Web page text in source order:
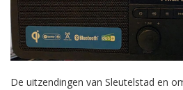
De uitzendingen van Sleutelstad en